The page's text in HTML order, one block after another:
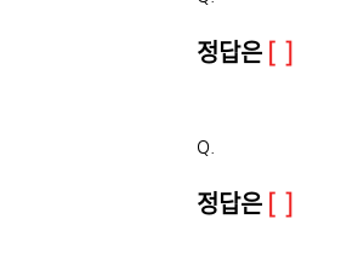
정답은 [ ]
Q.
정답은 [ ]